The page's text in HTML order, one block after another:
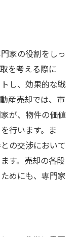
家の役割をしっ
を考える際に
し、効果的な戦
産売却では、市
が、物件の価値
行います。ま
の交渉において
す。売却の各段
めにも、専門家